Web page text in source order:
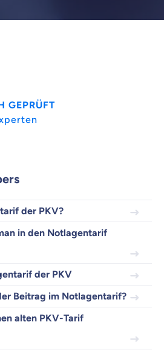
GEPRÜFT
der PKV?
in den Notlagentarif
der PKV
Beitrag im Notlagentarif?
alten PKV-Tarif
Daten erkläre ich meineEinwilligungzur
deinen Informationen